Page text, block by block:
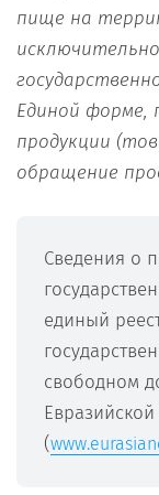
пище на
Единой форме,
продукции
обращение
Сведения о
единый
свободном
(